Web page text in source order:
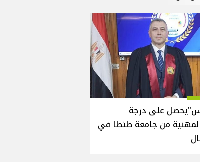
على درجة
المهنية من جامعة طنطا في